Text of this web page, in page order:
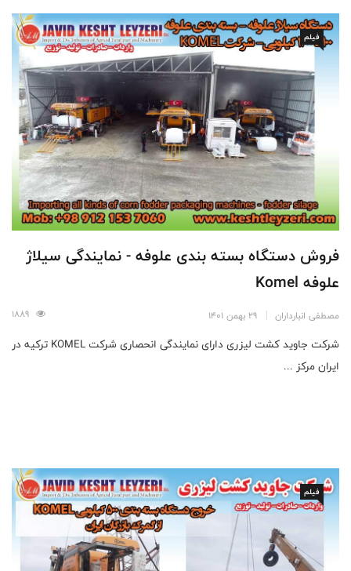
فیلم
فروش دستگاه بسته بندی علوفه - نمایندگی سیلاژ
علوفه Komel
مصطفی انبارداران 29 بهمن 1401
شرکت جاوید کشت لیزری دارای نمایندگی انحصاری شرکت KOMEL ترکیه در
ایران مرکز ...
فیلم